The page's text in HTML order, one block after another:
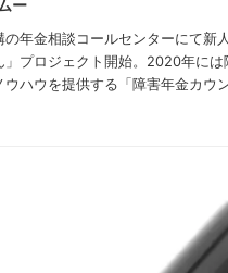
ー
の年金相談コールセンターにて
」プロジェクト開始。2020年に
ウハウを提供する「障害年金カウ